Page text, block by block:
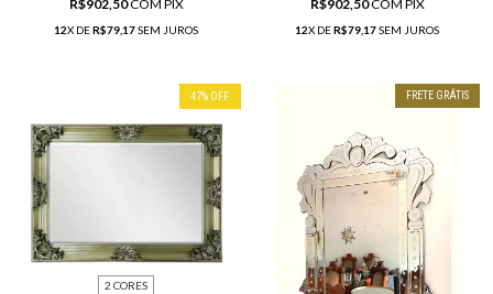
R$902,50COM PIX
12X DER$79,17SEM JUROS
R$902,50COM PIX
12X DER$79,17SEM JUROS
47% OFF
2 CORES
FRETE GRÁTIS